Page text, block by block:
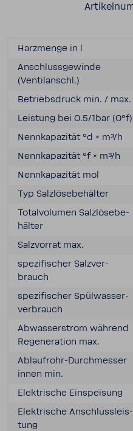
Harz­menge in l
Anschluss­ge­winde
(Ventil­anschl.)
Betriebs­druck min. / max.
Leis­tung bei 0.5/1bar (0°f)
Nenn­ka­pa­zität °d × m³/h
Nenn­ka­pa­zität °f × m³/h
Nenn­ka­pa­zität mol
Typ Salz­lö­se­be­hälter
Total­vo­lumen Salz­lö­se­be­
hälter
Salz­vorrat max.
spezi­fi­scher Salz­ver­
brauch
spezi­fi­scher Spül­was­ser­
ver­brauch
Abwas­ser­strom während
Rege­ne­ra­tion max.
Ablaufrohr-​Durchmesser
innen min.
Elek­tri­sche Einspei­sung
Elek­tri­sche Anschluss­leis­
tung